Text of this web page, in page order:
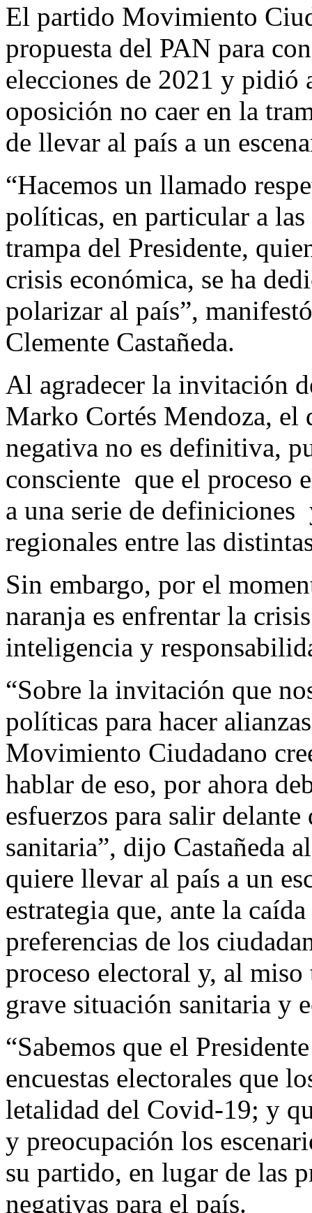
El partido Movimiento
propuesta del PAN para
elecciones de 2021 y pidió
oposición no caer en la
de llevar al país a un
“Hacemos un llamado
políticas, en particular a
trampa del Presidente,
crisis económica, se ha
polarizar al país”,
Clemente Castañeda.
Al agradecer la invitación
Marko Cortés Mendoza, el
negativa no es definitiva,
consciente que el proceso
a una serie de
regionales entre las
Sin embargo, por el
naranja es enfrentar la
inteligencia y
“Sobre la invitación que
políticas para hacer
Movimiento Ciudadano
hablar de eso, por ahora
esfuerzos para salir
sanitaria”, dijo Castañeda
quiere llevar al país a un
estrategia que, ante la
preferencias de los
proceso electoral y, al
grave situación sanitaria y
“Sabemos que el
encuestas electorales que
letalidad del Covid-19; y
y preocupación los
su partido, en lugar de las
negativas para el país.